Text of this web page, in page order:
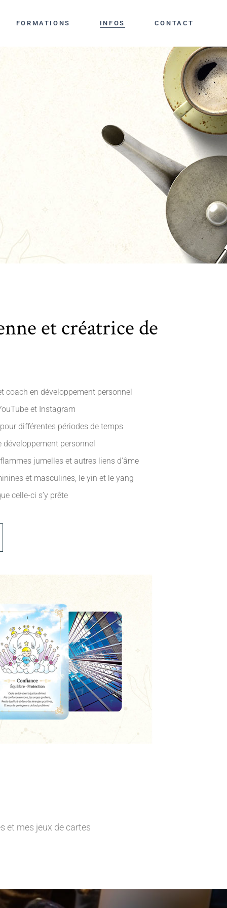
FORMATIONS INFOS CONTACT
et créatrice de
coach en développement personnel
et Instagram
différentes périodes de temps
personnel
jumelles et autres liens d’âme
et masculines, le yin et le yang
celle-ci s’y prête
et mes jeux de cartes